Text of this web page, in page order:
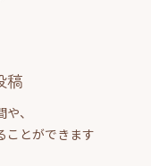
稿
、
ことができます